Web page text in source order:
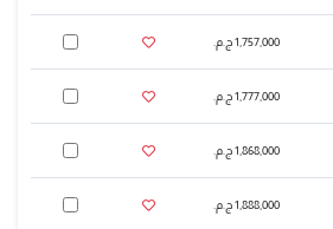
1,757,000 ج.م.‏
1,777,000 ج.م.‏
1,868,000 ج.م.‏
1,888,000 ج.م.‏